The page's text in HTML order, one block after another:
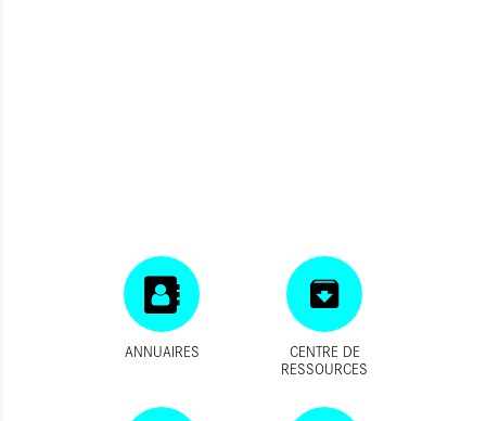
ANNUAIRES
CENTRE DE
RESSOURCES